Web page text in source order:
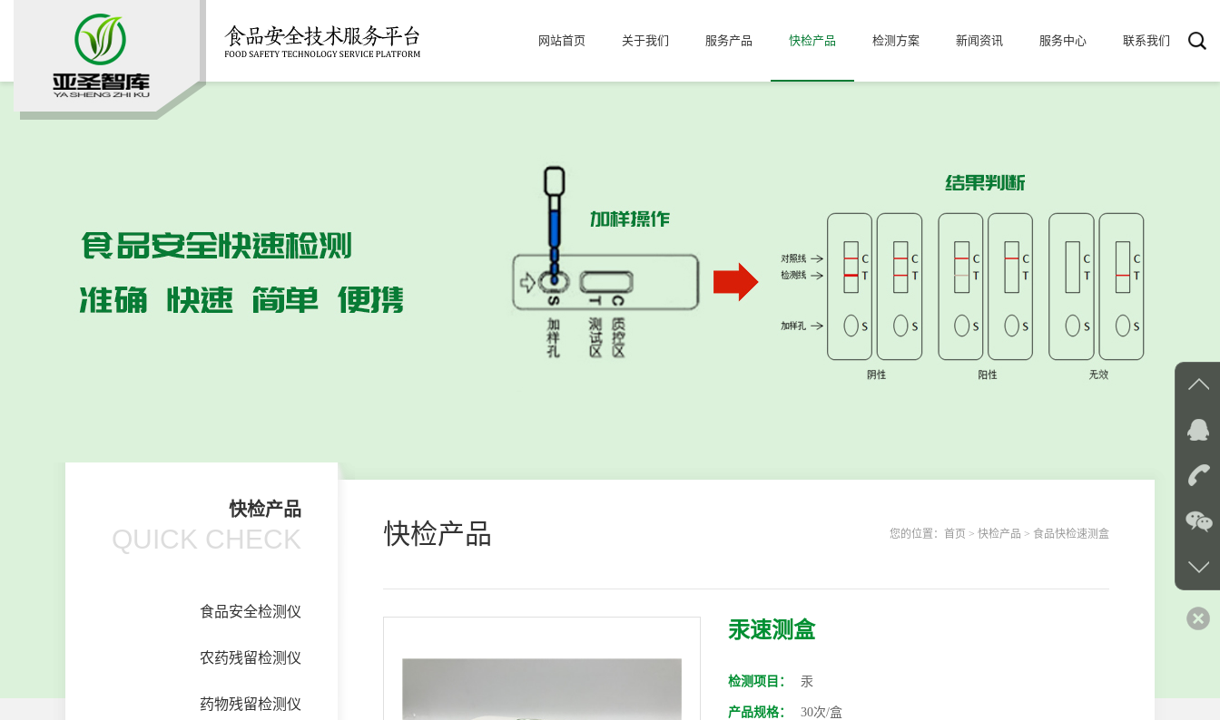
网站首页 关于我们 服务产品 快检产品 检测方案 新闻资讯 服务中心 联系我们
快检产品
QUICK CHECK
食品安全检测仪
农药残留检测仪
药物残留检测仪
快检产品 您的位置： 首页 > 快检产品 > 食品快检速测盒
汞速测盒
检测项目： 汞
产品规格： 30次/盒